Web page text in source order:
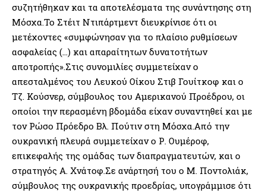
συζητήθηκαν και τα αποτελέσματα της συνάντησης στη
Μόσχα.Το Στέιτ Ντιπάρτμεντ διευκρίνισε ότι οι
μετέχοντες «συμφώνησαν για το πλαίσιο ρυθμίσεων
ασφαλείας (…) και απαραίτητων δυνατοτήτων
αποτροπής».Στις συνομιλίες συμμετείχαν ο
απεσταλμένος του Λευκού Οίκου Στιβ Γουίτκοφ και ο
Τζ. Κούσνερ, σύμβουλος του Αμερικανού Προέδρου, οι
οποίοι την περασμένη βδομάδα είχαν συναντηθεί και με
τον Ρώσο Πρόεδρο Βλ. Πούτιν στη Μόσχα.Από την
ουκρανική πλευρά συμμετείχαν ο Ρ. Ουμέροφ,
επικεφαλής της ομάδας των διαπραγματευτών, και ο
στρατηγός Α. Χνάτοφ.Σε ανάρτησή του ο Μ. Ποντολιάκ,
σύμβουλος της ουκρανικής προεδρίας, υπογράμμισε ότι